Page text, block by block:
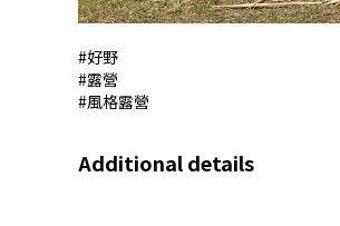
#好野
#露營
#風格露營
Additional details